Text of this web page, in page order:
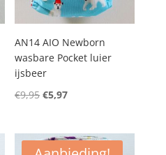
AN14 AIO Newborn
wasbare Pocket luier
ijsbeer
€9,95 Oorspronkelijke
was:
€9,95.
€5,97Huidige
is:
€5,97.